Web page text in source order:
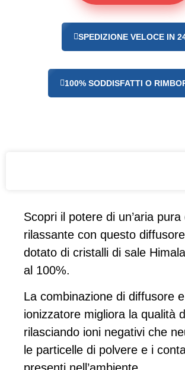
SPEDIZIONE VELOCE IN
100% SODDISFATTI O
Scopri il potere di un’aria pura
rilassante con questo
dotato di cristalli di sale
al 100%.
La combinazione di diffusore e
ionizzatore migliora la qualità
rilasciando ioni negativi che
le particelle di polvere e i